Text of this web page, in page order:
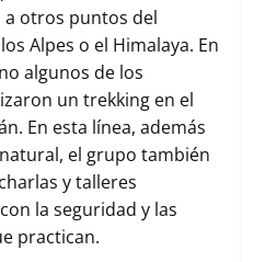
a otros puntos del
Alpes o el Himalaya. En
algunos de los
un trekking en el
En esta línea, además
el grupo también
y talleres
la seguridad y las
practican.